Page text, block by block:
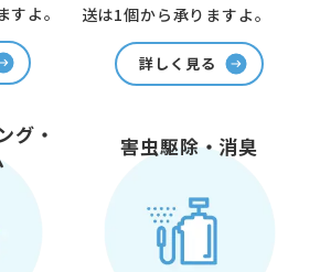
よ。
送は1個から承りますよ。
詳しく見る
グ・
害虫駆除・消臭